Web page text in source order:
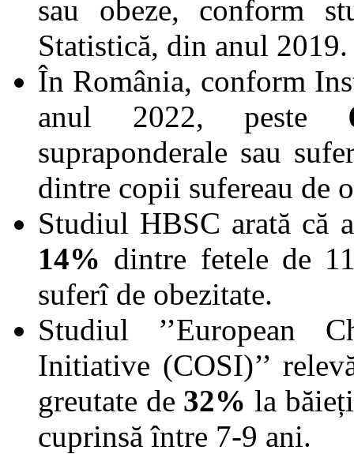
sau obeze, conform
Statistică, din anul 2019.
În România, conform
anul 2022, peste
supraponderale sau
dintre copii sufereau de
Studiul HBSC arată că
14% dintre fetele de
suferî de obezitate.
Studiul ’’European
Initiative (COSI)’’
greutate de 32% la
cuprinsă între 7-9 ani.